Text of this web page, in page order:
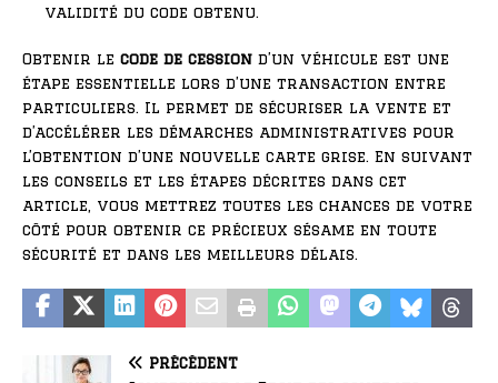
validité du code obtenu.
Obtenir le code de cession d’un véhicule est une
étape essentielle lors d’une transaction entre
particuliers. Il permet de sécuriser la vente et
d’accélérer les démarches administratives pour
l’obtention d’une nouvelle carte grise. En suivant
les conseils et les étapes décrites dans cet
article, vous mettrez toutes les chances de votre
côté pour obtenir ce précieux sésame en toute
sécurité et dans les meilleurs délais.
PRÉCÉDENT